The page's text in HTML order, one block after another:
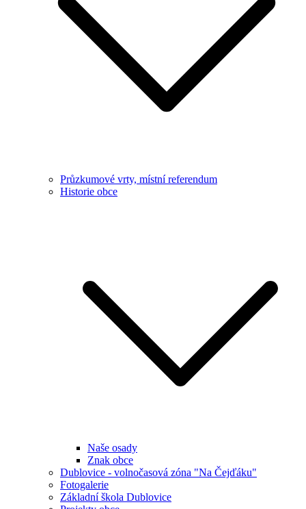
Průzkumové vrty, místní referendum
Historie obce
Naše osady
Znak obce
Dublovice - volnočasová zóna "Na Čejďáku"
Fotogalerie
Základní škola Dublovice